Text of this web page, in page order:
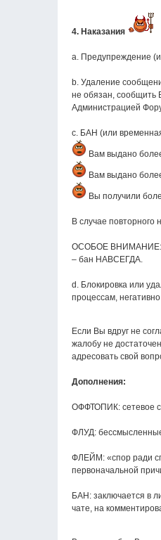
4. Наказания
а. Предупреждение
b. Удаление
не обязан, сообщить
Администрацией
c. БАН (или
Вам выдано
Вам выдано
Вы получили
В случае
ОСОБОЕ ВНИМАНИЕ:
– бан НАВСЕГДА.
d. Блокировка или
процессам,
Если Вы вдруг не
жалобу не
адресовать свой
Дополнения:
ОФФТОПИК: сетевое
ФЛУД:
ФЛЕЙМ: «спор ради
первоначальной
БАН: заключается в
чате, на